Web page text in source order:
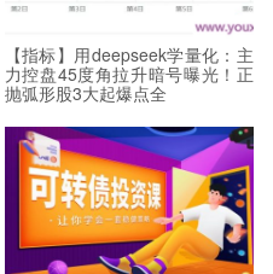
【指标】用deepseek学量化：主
力控盘45度角拉升暗号曝光！正
抛弧形股3大起爆点全